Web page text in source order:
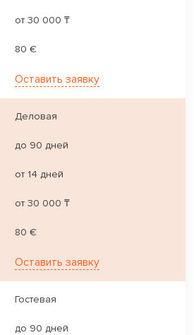
от 30 000 ₸
80 €
Оставить заявку
Деловая
до 90 дней
от 14 дней
от 30 000 ₸
80 €
Оставить заявку
Гостевая
до 90 дней